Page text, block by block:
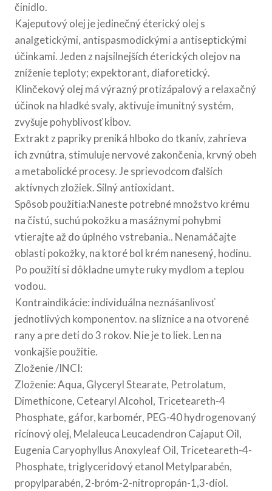
činidlo.
Kajeputový olej je jedinečný éterický olej s
analgetickými, antispasmodickými a antiseptickými
účinkami. Jeden z najsilnejších éterických olejov na
zníženie teploty; expektorant, diaforetický.
Klinčekový olej má výrazný protizápalový a relaxačný
účinok na hladké svaly, aktivuje imunitný systém,
zvyšuje pohyblivosť kĺbov.
Extrakt z papriky preniká hlboko do tkanív, zahrieva
ich zvnútra, stimuluje nervové zakončenia, krvný obeh
a metabolické procesy. Je sprievodcom ďalších
aktívnych zložiek. Silný antioxidant.
Spôsob použitia:Naneste potrebné množstvo krému
na čistú, suchú pokožku a masážnymi pohybmi
vtierajte až do úplného vstrebania.. Nenamáčajte
oblasti pokožky, na ktoré bol krém nanesený, hodinu.
Po použití si dôkladne umyte ruky mydlom a teplou
vodou.
Kontraindikácie: individuálna neznášanlivosť
jednotlivých komponentov. na sliznice a na otvorené
rany a pre deti do 3 rokov. Nie je to liek. Len na
vonkajšie použitie.
Zloženie /INCI:
Zloženie: Aqua, Glyceryl Stearate, Petrolatum,
Dimethicone, Cetearyl Alcohol, Triceteareth-4
Phosphate, gáfor, karbomér, PEG-40 hydrogenovaný
ricínový olej, Melaleuca Leucadendron Cajaput Oil,
Eugenia Caryophyllus Anoxyleaf Oil, Triceteareth-4-
Phosphate, triglyceridový etanol Metylparabén,
propylparabén, 2-bróm-2-nitropropán-1,3-diol.